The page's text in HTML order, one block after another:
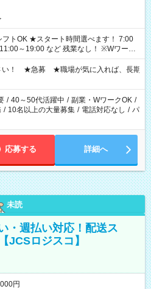
べます！ 7:00
19:00 など 残業なし！ ※Wワーク
わせ週40時間超の就業はご案内できま
20時間以上勤務は社会保険への加入対
遣法（日雇い派遣の原則禁止）によ
業はご案内が難しい場合があります
い！ ★急募 ★職場が気に入れば、長期
/ 40～50代活躍中 / 副業・WワークOK /
/ 10名以上の大量募集 / 電話対応なし / パ
応募する 詳細へ
未読
・週払い対応！配送ス
JCSロジスコ】
円